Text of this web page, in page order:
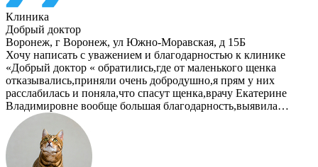
Клиника
Добрый доктор
Воронеж, г Воронеж, ул Южно-Моравская, д 15Б
Хочу написать с уважением и благодарностью к клинике
«Добрый доктор « обратились,где от маленького щенка
отказывались,приняли очень добродушно,я прям у них
расслабилась и поняла,что спасут щенка,врачу Екатерине
Владимировне вообще большая благодарность,выявила…